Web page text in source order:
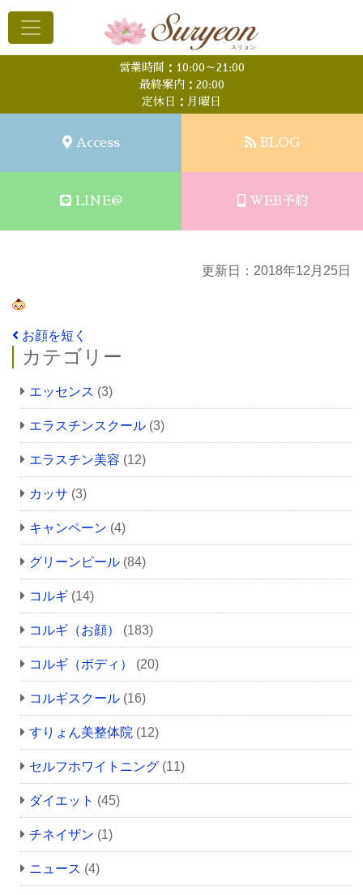
営業時間：10:00～21:00
最終案内：20:00
定休日：月曜日
Access BLOG
LINE@ WEB予約
更新日：2018年12月25日
投稿ナビゲーション
お顔を短く
カテゴリー
エッセンス (3)
エラスチンスクール (3)
エラスチン美容 (12)
カッサ (3)
キャンペーン (4)
グリーンピール (84)
コルギ (14)
コルギ（お顔） (183)
コルギ（ボディ） (20)
コルギスクール (16)
すりょん美整体院 (12)
セルフホワイトニング (11)
ダイエット (45)
チネイザン (1)
ニュース (4)